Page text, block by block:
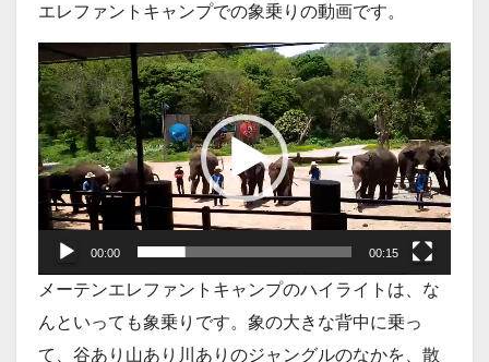
エレファントキャンプでの象乗りの動画です。
動
画
プ
レ
ー
ヤ
00:00 00:15
メーテンエレファントキャンプのハイライトは、な
んといっても象乗りです。象の大きな背中に乗っ
て、谷あり山あり川ありのジャングルのなかを、散